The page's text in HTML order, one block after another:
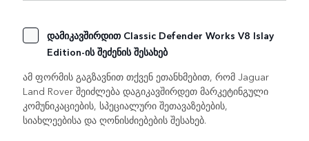
დამიკავშირდით Classic Defender Works V8 Islay
Edition-ის შეძენის შესახებ
ამ ფორმის გაგზავნით თქვენ ეთანხმებით, რომ Jaguar
Land Rover შეიძლება დაგიკავშირდეთ მარკეტინგული
კომუნიკაციების, სპეციალური შეთავაზებების,
სიახლეებისა და ღონისძიებების შესახებ.